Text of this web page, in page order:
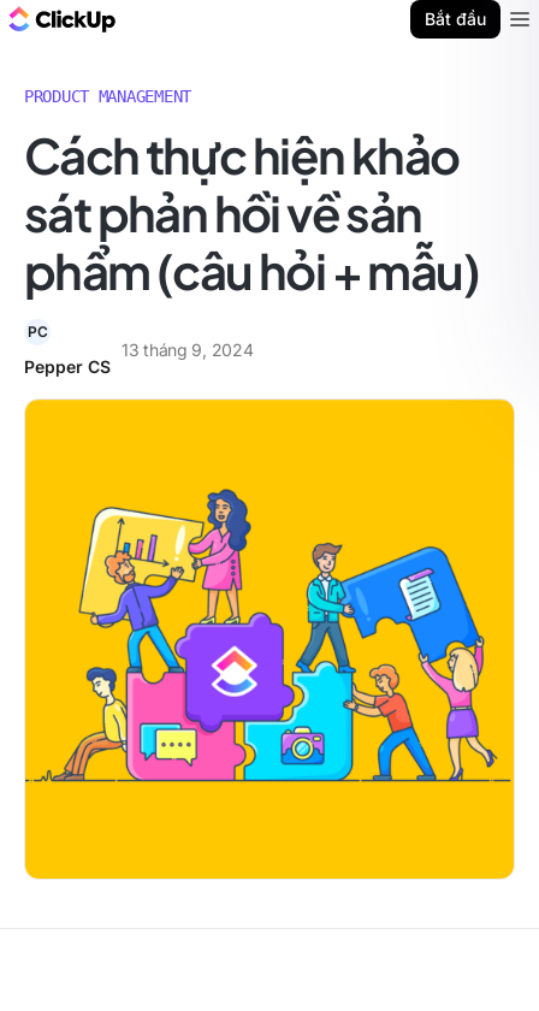
Bắt đầu
PRODUCT MANAGEMENT
Cách thực hiện khảo
sát phản hồi về sản
phẩm (câu hỏi + mẫu)
PC
Pepper CS
13 tháng 9, 2024